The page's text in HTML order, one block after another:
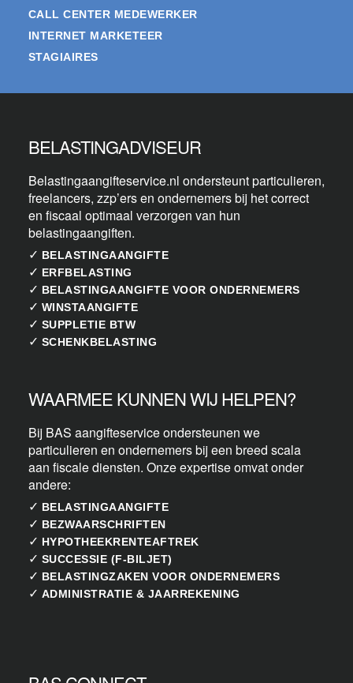
CALL CENTER MEDEWERKER
INTERNET MARKETEER
STAGIAIRES
BELASTINGADVISEUR
Belastingaangifteservice.nl ondersteunt particulieren,
freelancers, zzp’ers en ondernemers bij het correct
en fiscaal optimaal verzorgen van hun
belastingaangiften.
✓ BELASTINGAANGIFTE
✓ ERFBELASTING
✓ BELASTINGAANGIFTE VOOR ONDERNEMERS
✓ WINSTAANGIFTE
✓ SUPPLETIE BTW
✓ SCHENKBELASTING
WAARMEE KUNNEN WIJ HELPEN?
Bij BAS aangifteservice ondersteunen we
particulieren en ondernemers bij een breed scala
aan fiscale diensten. Onze expertise omvat onder
andere:
✓ BELASTINGAANGIFTE
✓ BEZWAARSCHRIFTEN
✓ HYPOTHEEKRENTEAFTREK
✓ SUCCESSIE (F-BILJET)
✓ BELASTINGZAKEN VOOR ONDERNEMERS
✓ ADMINISTRATIE & JAARREKENING